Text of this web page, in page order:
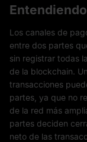
Los canales de
entre dos partes
sin registrar todas
de la blockchain.
transacciones
partes, ya que no
de la red más
partes deciden
neto de las